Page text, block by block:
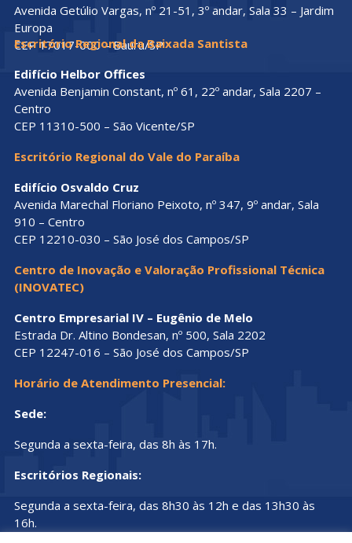
Avenida Getúlio Vargas, nº 21-51, 3º andar, Sala 33 – Jardim
Europa
CEP 17017-000 – Bauru/SP
Escritório Regional da Baixada Santista
Edifício Helbor Offices
Avenida Benjamin Constant, nº 61, 22º andar, Sala 2207 –
Centro
CEP 11310-500 – São Vicente/SP
Escritório Regional do Vale do Paraíba
Edifício Osvaldo Cruz
Avenida Marechal Floriano Peixoto, nº 347, 9º andar, Sala
910 – Centro
CEP 12210-030 – São José dos Campos/SP
Centro de Inovação e Valoração Profissional Técnica
(INOVATEC)
Centro Empresarial IV – Eugênio de Melo
Estrada Dr. Altino Bondesan, nº 500, Sala 2202
CEP 12247-016 – São José dos Campos/SP
Horário de Atendimento Presencial:
Sede:
Segunda a sexta-feira, das 8h às 17h.
Escritórios Regionais:
Segunda a sexta-feira, das 8h30 às 12h e das 13h30 às
16h.